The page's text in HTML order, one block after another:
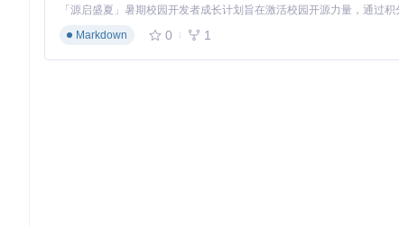
末日生存第三阶段：废土探索与文明重建
Markdown
0 1